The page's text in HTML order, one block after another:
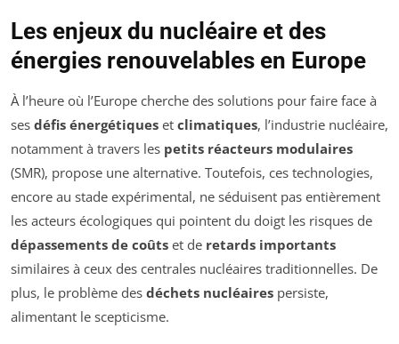
Les enjeux du nucléaire et des
énergies renouvelables en Europe
À l’heure où l’Europe cherche des solutions pour faire face à
ses défis énergétiques et climatiques, l’industrie nucléaire,
notamment à travers les petits réacteurs modulaires
(SMR), propose une alternative. Toutefois, ces technologies,
encore au stade expérimental, ne séduisent pas entièrement
les acteurs écologiques qui pointent du doigt les risques de
dépassements de coûts et de retards importants
similaires à ceux des centrales nucléaires traditionnelles. De
plus, le problème des déchets nucléaires persiste,
alimentant le scepticisme.